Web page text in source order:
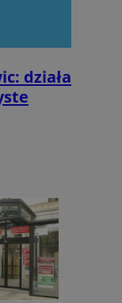
działa